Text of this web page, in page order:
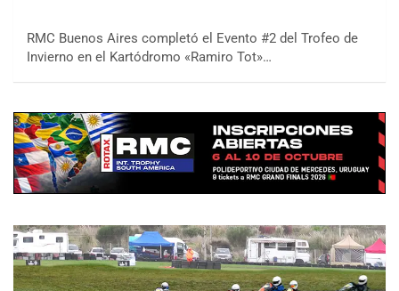
RMC Buenos Aires completó el Evento #2 del Trofeo de
Invierno en el Kartódromo «Ramiro Tot»…